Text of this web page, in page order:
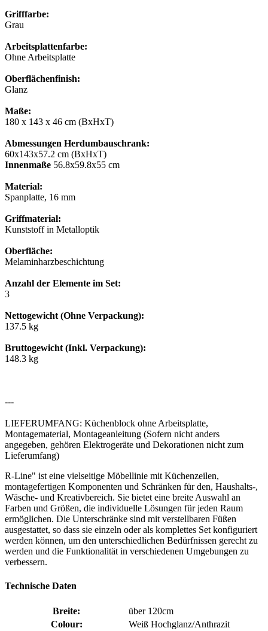
Grifffarbe:
Grau
Arbeitsplattenfarbe:
Ohne Arbeitsplatte
Oberflächenfinish:
Glanz
Maße:
180 x 143 x 46 cm (BxHxT)
Abmessungen Herdumbauschrank:
60x143x57.2 cm (BxHxT)
Innenmaße 56.8x59.8x55 сm
Material:
Spanplatte, 16 mm
Griffmaterial:
Kunststoff in Metalloptik
Oberfläche:
Melaminharzbeschichtung
Anzahl der Elemente im Set:
3
Nettogewicht (Ohne Verpackung):
137.5 kg
Bruttogewicht (Inkl. Verpackung):
148.3 kg
---
LIEFERUMFANG: Küchenblock ohne Arbeitsplatte,
Montagematerial, Montageanleitung (Sofern nicht anders
angegeben, gehören Elektrogeräte und Dekorationen nicht zum
Lieferumfang)
R-Line" ist eine vielseitige Möbellinie mit Küchenzeilen,
montagefertigen Komponenten und Schränken für den, Haushalts-,
Wäsche- und Kreativbereich. Sie bietet eine breite Auswahl an
Farben und Größen, die individuelle Lösungen für jeden Raum
ermöglichen. Die Unterschränke sind mit verstellbaren Füßen
ausgestattet, so dass sie einzeln oder als komplettes Set konfiguriert
werden können, um den unterschiedlichen Bedürfnissen gerecht zu
werden und die Funktionalität in verschiedenen Umgebungen zu
verbessern.
Technische Daten
Breite:
über 120cm
Colour:
Weiß Hochglanz/Anthrazit